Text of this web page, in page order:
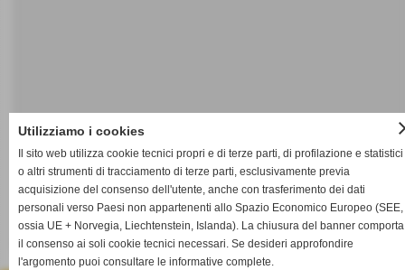
Tariffe mediazione civile
Utilizziamo i cookies
Il sito web utilizza cookie tecnici propri e di terze parti, di profilazione e statistici
o altri strumenti di tracciamento di terze parti, esclusivamente previa
acquisizione del consenso dell'utente, anche con trasferimento dei dati
personali verso Paesi non appartenenti allo Spazio Economico Europeo (SEE,
ossia UE + Norvegia, Liechtenstein, Islanda). La chiusura del banner comporta
il consenso ai soli cookie tecnici necessari. Se desideri approfondire
l'argomento puoi consultare le informative complete.